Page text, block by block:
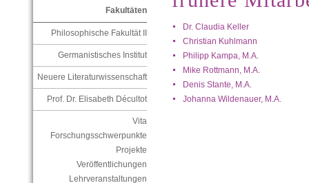
Fakultäten
Philosophische Fakultät II
Germanistisches Institut
Neuere Literaturwissenschaft
Prof. Dr. Elisabeth Décultot
Vita
Forschungsschwerpunkte
Projekte
Veröffentlichungen
Lehrveranstaltungen
Dr. Claudia Keller
Christian Kuhlmann
Philipp Kampa, M.A.
Mike Rottmann, M.A.
Denis Stante, M.A.
Johanna Wildenauer, M.A.